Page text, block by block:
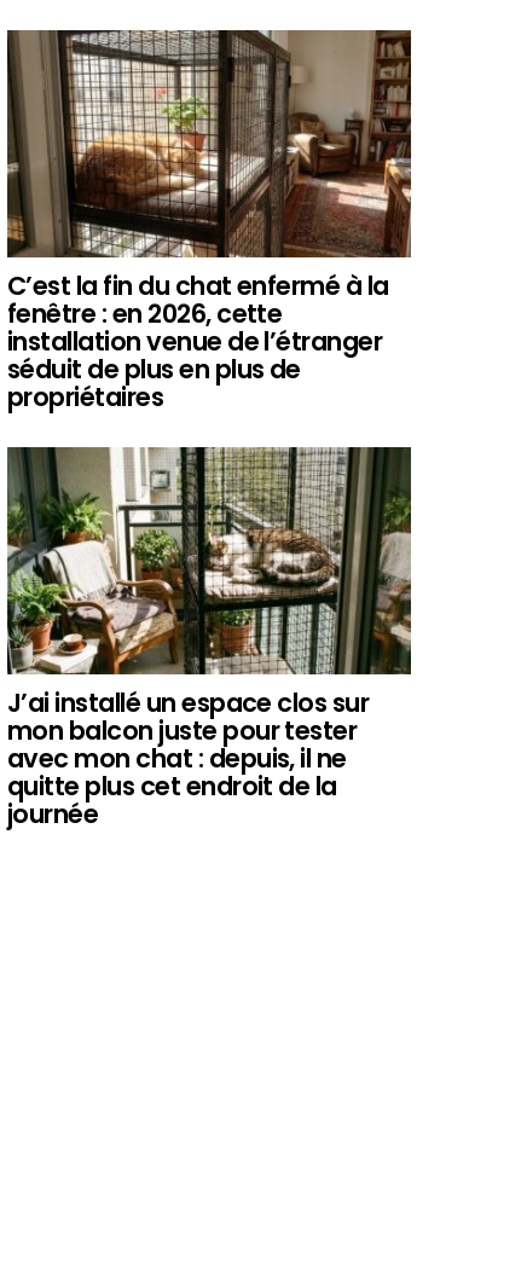
C’est la fin du chat enfermé à la
fenêtre : en 2026, cette
installation venue de l’étranger
séduit de plus en plus de
propriétaires
J’ai installé un espace clos sur
mon balcon juste pour tester
avec mon chat : depuis, il ne
quitte plus cet endroit de la
journée